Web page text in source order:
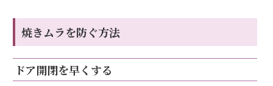
焼きムラを防ぐ方法
ドア開閉を早くする